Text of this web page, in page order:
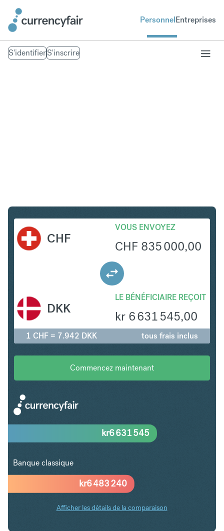
PersonnelEntreprises
S'identifierS'inscrire
CHF
VOUS ENVOYEZ
CHF 835 000,00
LE BÉNÉFICIAIRE REÇOIT
kr 6 631 545,00
DKK
1 CHF = 7.942 DKK tous frais inclus
Commencez maintenant
kr6 483 240
kr6 631 545
Banque classique
Afficher les détails de la comparaison